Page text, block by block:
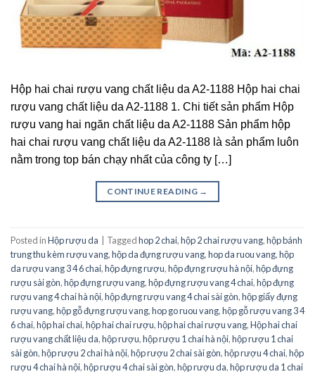
Hộp hai chai rượu vang chất liệu da A2-1188 Hộp hai chai
rượu vang chất liệu da A2-1188 1. Chi tiết sản phẩm Hộp
rượu vang hai ngăn chất liệu da A2-1188 Sản phẩm hộp
hai chai rượu vang chất liệu da A2-1188 là sản phẩm luôn
nằm trong top bán chạy nhất của công ty […]
CONTINUE READING →
Posted inHộp rượu da | Taggedhop 2 chai,hộp 2 chai rượu vang,hộp bánh
trung thu kèm rượu vang,hộp da đựng rượu vang,hop da ruou vang,hộp
da rượu vang 3 4 6 chai,hộp đựng rượu,hộp đựng rượu hà nội,hộp đựng
rượu sài gòn,hộp đựng rượu vang,hộp đựng rượu vang 4 chai,hộp đựng
rượu vang 4 chai hà nội,hộp đựng rượu vang 4 chai sài gòn,hộp giấy đựng
rượu vang,hộp gỗ đựng rượu vang,hop go ruou vang,hộp gỗ rượu vang 3 4
6 chai,hộp hai chai,hộp hai chai rượu,hộp hai chai rượu vang,Hộp hai chai
rượu vang chất liệu da,hộp rượu,hộp rượu 1 chai hà nội,hộp rượu 1 chai
sài gòn,hộp rượu 2 chai hà nội,hộp rượu 2 chai sài gòn,hộp rượu 4 chai,hộp
rượu 4 chai hà nội,hộp rượu 4 chai sài gòn,hộp rượu da,hộp rượu da 1 chai